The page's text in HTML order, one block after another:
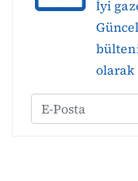
İyi
olarak